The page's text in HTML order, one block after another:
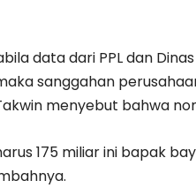
data dari PPL dan
sanggahan
menyebut bahwa
175 miliar ini bapak